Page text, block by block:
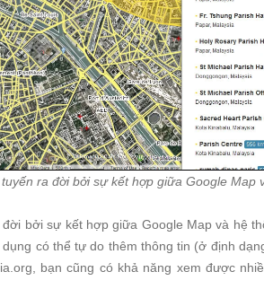
ra đời bởi sự kết hợp giữa Google Map
bởi sự kết hợp giữa Google Map và hệ
có thể tự do thêm thông tin (ở định
bạn cũng có khả năng xem được